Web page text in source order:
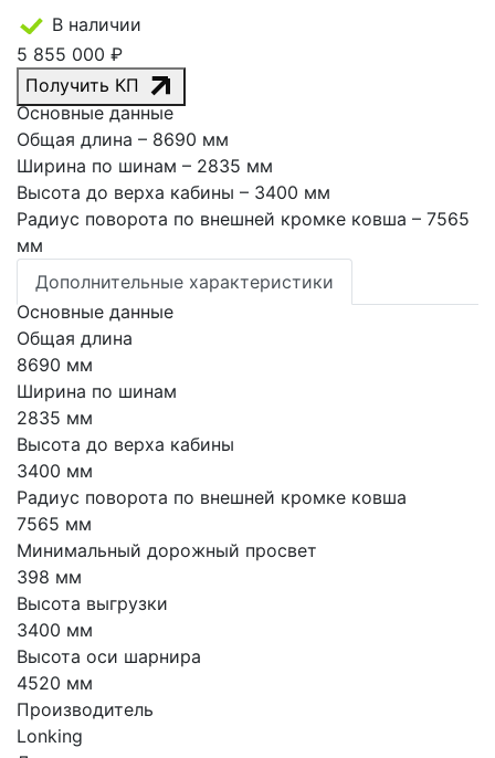
В наличии
5 855 000 ₽
Получить КП
Основные данные
Общая длина – 8690 мм
Ширина по шинам – 2835 мм
Высота до верха кабины – 3400 мм
Радиус поворота по внешней кромке ковша – 7565
мм
Дополнительные характеристики
Основные данные
Общая длина
8690 мм
Ширина по шинам
2835 мм
Высота до верха кабины
3400 мм
Радиус поворота по внешней кромке ковша
7565 мм
Минимальный дорожный просвет
398 мм
Высота выгрузки
3400 мм
Высота оси шарнира
4520 мм
Производитель
Lonking